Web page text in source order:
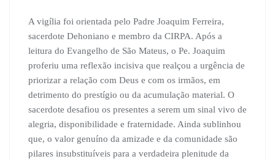
A vigília foi orientada pelo Padre Joaquim Ferreira,
sacerdote Dehoniano e membro da CIRPA. Após a
leitura do Evangelho de São Mateus, o Pe. Joaquim
proferiu uma reflexão incisiva que realçou a urgência de
priorizar a relação com Deus e com os irmãos, em
detrimento do prestígio ou da acumulação material. O
sacerdote desafiou os presentes a serem um sinal vivo de
alegria, disponibilidade e fraternidade. Ainda sublinhou
que, o valor genuíno da amizade e da comunidade são
pilares insubstituíveis para a verdadeira plenitude da